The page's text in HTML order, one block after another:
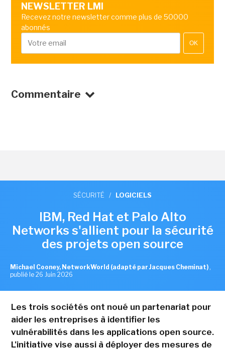
NEWSLETTER LMI
Recevez notre newsletter comme plus de 50000
abonnés
OK
Commentaire
SÉCURITÉ / LOGICIELS
IBM, Red Hat et Palo Alto
Networks s'allient pour la sécurité
des projets open source
Michael Cooney, NetworkWorld (adapté par Jacques Cheminat) ,
publié le 26 Juin 2026
Les trois sociétés ont noué un partenariat pour
aider les entreprises à identifier les
vulnérabilités dans les applications open source.
L'initiative vise aussi à déployer des mesures de